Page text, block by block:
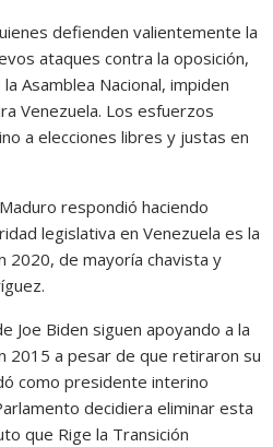
defienden valientemente la
ataques contra la oposición,
Asamblea Nacional, impiden
Venezuela. Los esfuerzos
a elecciones libres y justas en
respondió haciendo
legislativa en Venezuela es la
2020, de mayoría chavista y
Joe Biden siguen apoyando a la
2015 a pesar de que retiraron su
como presidente interino
decidiera eliminar esta
que Rige la Transición